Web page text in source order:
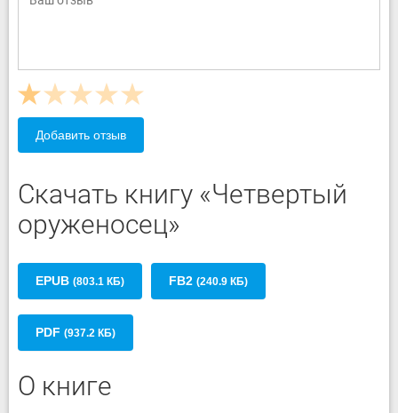
Добавить отзыв
Скачать книгу «Четвертый
оруженосец»
EPUB (803.1 КБ) FB2 (240.9 КБ)
PDF (937.2 КБ)
О книге